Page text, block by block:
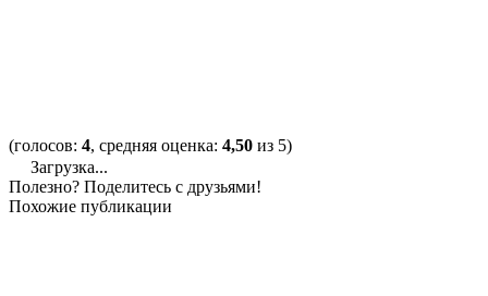
(голосов: 4, средняя оценка: 4,50 из 5)
Загрузка...
Полезно? Поделитесь с друзьями!
Похожие публикации